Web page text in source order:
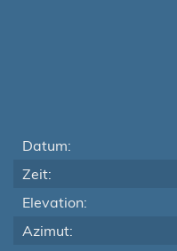
Datum:
Zeit:
Elevation:
Azimut: